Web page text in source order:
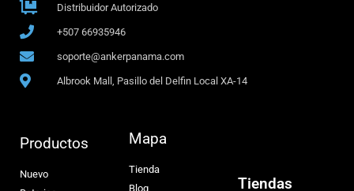
Distribuidor Autorizado
+507 66935946
soporte@ankerpanama.com
Albrook Mall, Pasillo del Delfin Local XA-14
Productos
Nuevo
Mapa
Tienda
Blog
Tiendas